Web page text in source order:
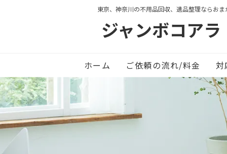
東京、神奈川の不用品回収、遺品整理ならおま
ジャンボコアラ
ホーム ご依頼の流れ/料金 対